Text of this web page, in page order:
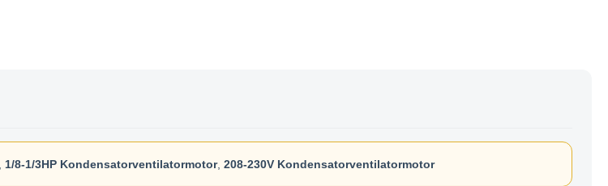
1/8-1/3HP Kondensatorventilatormotor, 208-230V Kondensatorventilatormotor